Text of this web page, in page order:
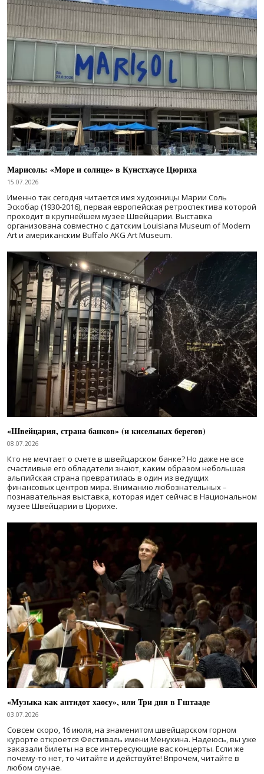
Марисоль: «Море и солнце» в Кунстхаусе Цюриха
15.07.2026
Именно так сегодня читается имя художницы Марии Соль
Эскобар (1930-2016), первая европейская ретроспектива которой
проходит в крупнейшем музее Швейцарии. Выставка
организована совместно с датским Louisiana Museum of Modern
Art и американским Buffalo AKG Art Museum.
«Швейцария, страна банков» (и кисельных берегов)
08.07.2026
Кто не мечтает о счете в швейцарском банке? Но даже не все
счастливые его обладатели знают, каким образом небольшая
альпийская страна превратилась в один из ведущих
финансовых центров мира. Вниманию любознательных –
познавательная выставка, которая идет сейчас в Национальном
музее Швейцарии в Цюрихе.
«Музыка как антидот хаосу», или Три дня в Гштааде
03.07.2026
Совсем скоро, 16 июля, на знаменитом швейцарском горном
курорте откроется Фестиваль имени Менухина. Надеюсь, вы уже
заказали билеты на все интересующие вас концерты. Если же
почему-то нет, то читайте и действуйте! Впрочем, читайте в
любом случае.